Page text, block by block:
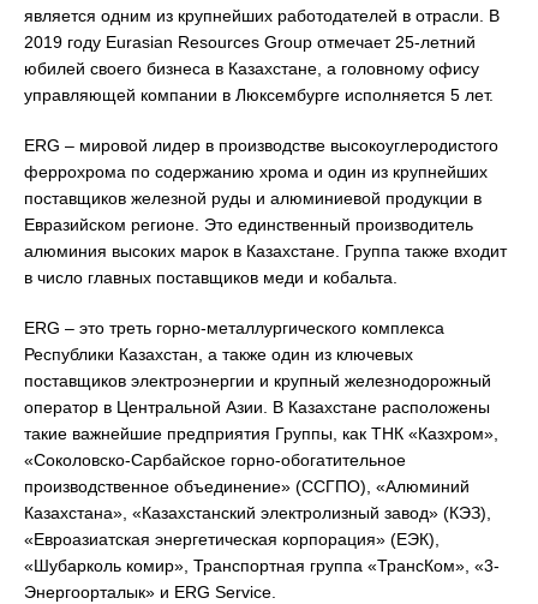
является одним из крупнейших работодателей в отрасли. В
2019 году Eurasian Resources Group отмечает 25-летний
юбилей своего бизнеса в Казахстане, а головному офису
управляющей компании в Люксембурге исполняется 5 лет.
ERG – мировой лидер в производстве высокоуглеродистого
феррохрома по содержанию хрома и один из крупнейших
поставщиков железной руды и алюминиевой продукции в
Евразийском регионе. Это единственный производитель
алюминия высоких марок в Казахстане. Группа также входит
в число главных поставщиков меди и кобальта.
ERG – это треть горно-металлургического комплекса
Республики Казахстан, а также один из ключевых
поставщиков электроэнергии и крупный железнодорожный
оператор в Центральной Азии. В Казахстане расположены
такие важнейшие предприятия Группы, как ТНК «Казхром»,
«Соколовско-Сарбайское горно-обогатительное
производственное объединение» (ССГПО), «Алюминий
Казахстана», «Казахстанский электролизный завод» (КЭЗ),
«Евроазиатская энергетическая корпорация» (ЕЭК),
«Шубарколь комир», Транспортная группа «ТрансКом», «3-
Энергоорталык» и ERG Service.